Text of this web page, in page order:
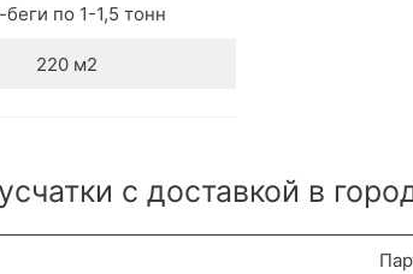
беги по 1-1,5 тонн
220 м2
с доставкой в